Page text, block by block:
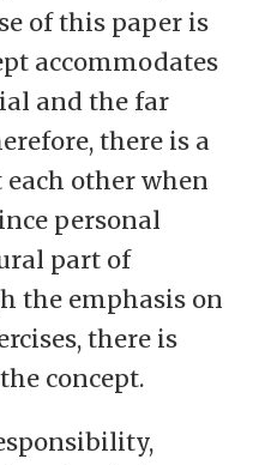
of this paper is
accommodates
and the far
there is a
other when
personal
part of
the emphasis on
there is
concept.